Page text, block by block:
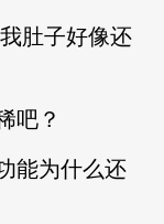
肚子好像还
吧？
能为什么还